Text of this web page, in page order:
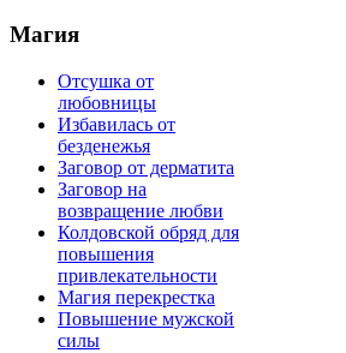
Магия
Отсушка от
любовницы
Избавилась от
безденежья
Заговор от дерматита
Заговор на
возвращение любви
Колдовской обряд для
повышения
привлекательности
Магия перекрестка
Повышение мужской
силы